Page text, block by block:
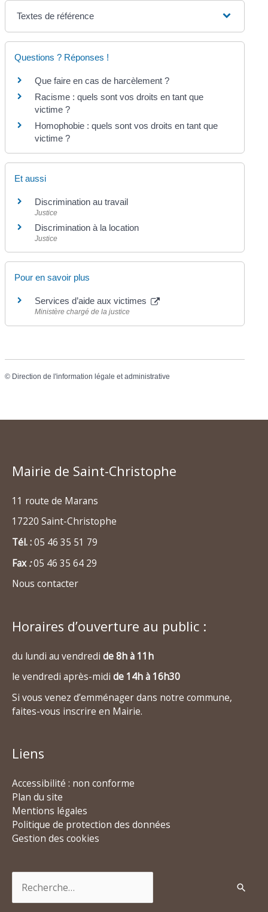
Textes de référence
Questions ? Réponses !
Que faire en cas de harcèlement ?
Racisme : quels sont vos droits en tant que
victime ?
Homophobie : quels sont vos droits en tant que
victime ?
Et aussi
Discrimination au travail
Justice
Discrimination à la location
Justice
Pour en savoir plus
Services d’aide aux victimes
Ministère chargé de la justice
© Direction de l'information légale et administrative
Mairie de Saint-Christophe
11 route de Marans
17220 Saint-Christophe
Tél. :05 46 35 51 79
Fax:05 46 35 64 29
Nous contacter
Horaires d’ouverture au public :
du lundi au vendredi de 8h à 11h
le vendredi après-midi de 14h à 16h30
Si vous venez d’emménager dans notre commune,
faites-vous inscrire en Mairie.
Liens
Accessibilité : non conforme
Plan du site
Mentions légales
Politique de protection des données
Gestion des cookies